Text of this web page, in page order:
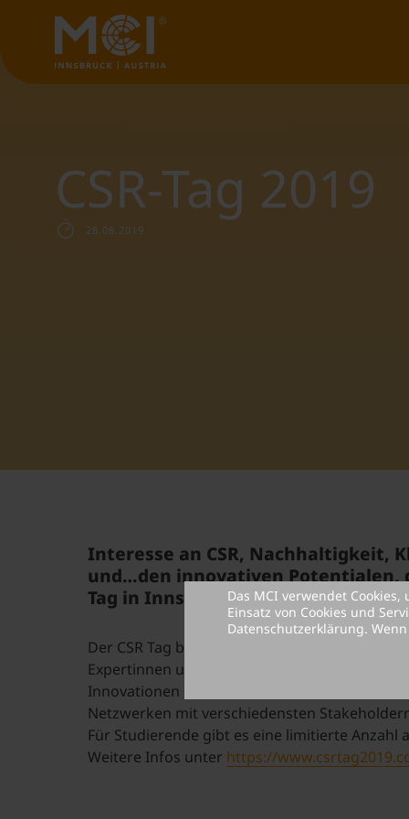
CSR-Tag 2019
28.08.2019
Interesse an CSR, Nachhaltigkeit,
und…den innovativen Potentialen,
Tag in Innsbruck genau das
Der CSR Tag bietet Teilnehmer/innen die
Expertinnen und Experten zu hören, die
Innovationen nutzen können. Interaktive
Netzwerken mit verschiedensten
Für Studierende gibt es eine limitierte Anzahl
Weitere Infos unter https://
Das MCI verwendet
Einsatz von Cookies und
Datenschutzerklärung.